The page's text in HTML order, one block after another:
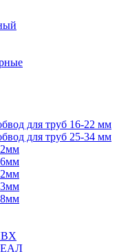
для труб 16-22 мм
для труб 25-34 мм